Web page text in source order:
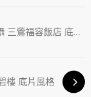
【婚禮攝影 - 台北】采風+瑋昇 | 婚攝 三鶯福容飯店 底片風格
樓 底片風格